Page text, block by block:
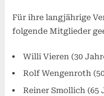
Für ihre langjährige
folgende Mitglieder
Willi Vieren (30
Rolf Wengenroth
Reiner Smollich (65